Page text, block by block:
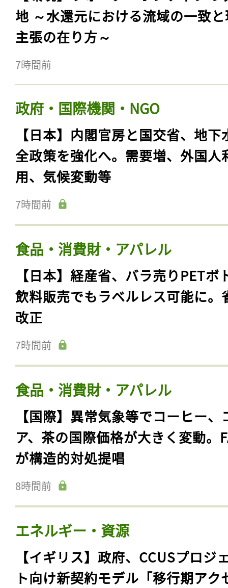
地 ～水還元における流域の一致
主張の在り方～
7時間前
政府・国際機関・NGO
【日本】内閣官房と国交省、地下
全政策を強化へ。需要増、外国人
用、気候変動等
7時間前
食品・消費財・アパレル
【日本】経産省、バラ売りPETボ
飲料販売でもラベルレス可能に。
改正
7時間前
食品・消費財・アパレル
【国際】異常気象等でコーヒー、
ア、茶の国際価格が大きく変動。
が構造的対処提唱
8時間前
エネルギー・資源
【イギリス】政府、CCUSプロジ
ト向け新契約モデル「移行期アク